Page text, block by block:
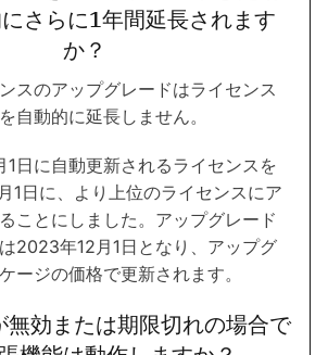
さらに1年間延長されます
か？
スのアップグレードはライセンス
自動的に延長しません。
日に自動更新されるライセンスを
1日に、より上位のライセンスにア
ことにしました。アップグレード
2023年12月1日となり、アップグ
ージの価格で更新されます。
無効または期限切れの場合で